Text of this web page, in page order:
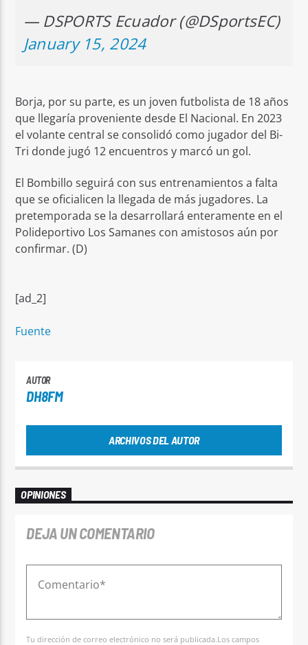
— DSPORTS Ecuador (@DSportsEC)
January 15, 2024
Borja, por su parte, es un joven futbolista de 18 años
que llegaría proveniente desde El Nacional. En 2023
el volante central se consolidó como jugador del Bi-
Tri donde jugó 12 encuentros y marcó un gol.
El Bombillo seguirá con sus entrenamientos a falta
que se oficialicen la llegada de más jugadores. La
pretemporada se la desarrollará enteramente en el
Polideportivo Los Samanes con amistosos aún por
confirmar. (D)
[ad_2]
Fuente
AUTOR
DH8FM
ARCHIVOS DEL AUTOR
OPINIONES
DEJA UN COMENTARIO
Tu dirección de correo electrónico no será publicada.Los campos